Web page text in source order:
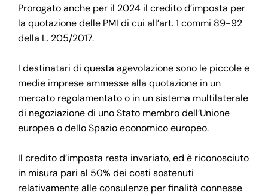
Prorogato anche per il 2024 il credito d’imposta per
la quotazione delle PMI di cui all’art. 1 commi 89-92
della L. 205/2017.
I destinatari di questa agevolazione sono le piccole e
medie imprese ammesse alla quotazione in un
mercato regolamentato o in un sistema multilaterale
di negoziazione di uno Stato membro dell’Unione
europea o dello Spazio economico europeo.
Il credito d’imposta resta invariato, ed è riconosciuto
in misura pari al 50% dei costi sostenuti
relativamente alle consulenze per finalità connesse